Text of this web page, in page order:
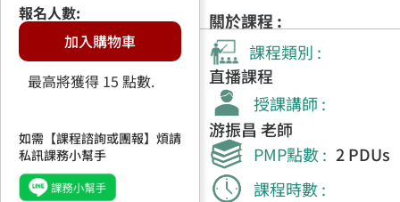
關於課程 :
課程類別 :
直播課程
授課講師 :
游振昌 老師
PMP點數 : 2 PDUs
課程時數 :
加入購物車
最高將獲得 15 點數.
如需【課程諮詢或團報】煩請
私訊課務小幫手